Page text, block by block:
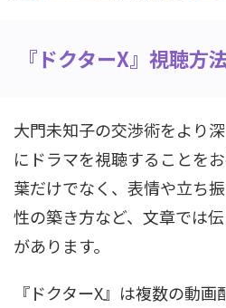
『ドクターX』視聴方
大門未知子の交渉術をより
にドラマを視聴することを
葉だけでなく、表情や立ち
性の築き方など、文章では
があります。
『ドクターX』は複数の動